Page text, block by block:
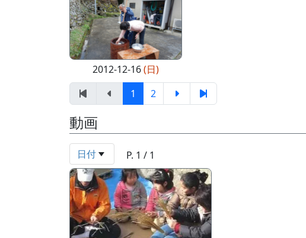
2012-12-16(日)
1
2
動画
日付 P. 1 / 1